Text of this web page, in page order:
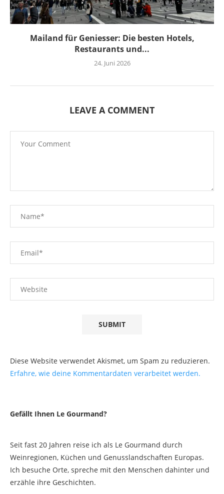
Mailand für Geniesser: Die besten Hotels,
Restaurants und...
24. Juni 2026
LEAVE A COMMENT
Diese Website verwendet Akismet, um Spam zu reduzieren.
Erfahre, wie deine Kommentardaten verarbeitet werden.
Gefällt Ihnen Le Gourmand?
Seit fast 20 Jahren reise ich als Le Gourmand durch
Weinregionen, Küchen und Genusslandschaften Europas.
Ich besuche Orte, spreche mit den Menschen dahinter und
erzähle ihre Geschichten.